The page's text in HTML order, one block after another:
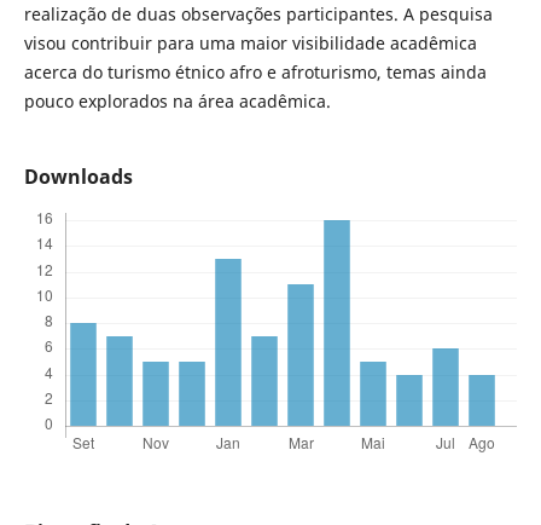
realização de duas observações participantes. A pesquisa
visou contribuir para uma maior visibilidade acadêmica
acerca do turismo étnico afro e afroturismo, temas ainda
pouco explorados na área acadêmica.
Downloads